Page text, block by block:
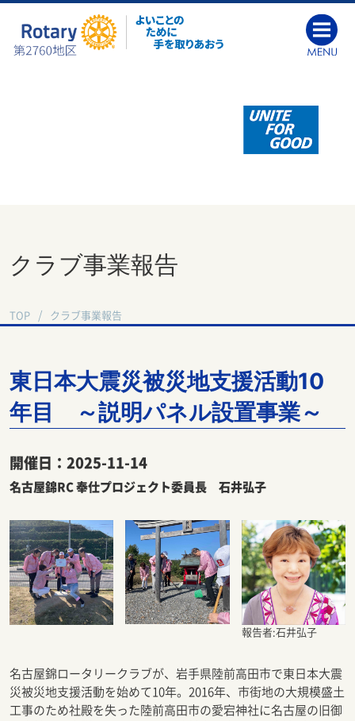
クラブ事業報告
TOP クラブ事業報告
東日本大震災被災地支援活動10
年目 ～説明パネル設置事業～
開催日：2025-11-14
名古屋錦RC 奉仕プロジェクト委員長 石井弘子
報告者:石井弘子
名古屋錦ロータリークラブが、岩手県陸前高田市で東日本大震
災被災地支援活動を始めて10年。2016年、市街地の大規模盛土
工事のため社殿を失った陸前高田市の愛宕神社に名古屋の旧御